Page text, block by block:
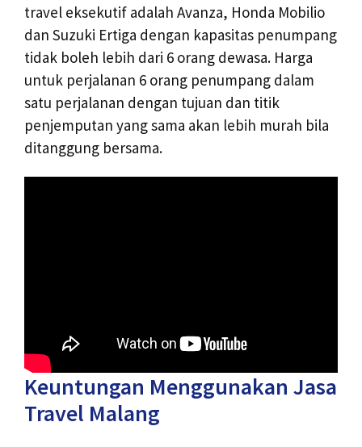
travel eksekutif adalah Avanza, Honda Mobilio
dan Suzuki Ertiga dengan kapasitas penumpang
tidak boleh lebih dari 6 orang dewasa. Harga
untuk perjalanan 6 orang penumpang dalam
satu perjalanan dengan tujuan dan titik
penjemputan yang sama akan lebih murah bila
ditanggung bersama.
Keuntungan Menggunakan Jasa
Travel Malang